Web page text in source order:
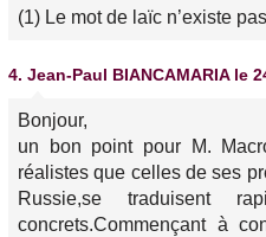
(1) Le mot de laïc n’existe
4. Jean-Paul BIANCAMARIA le
Bonjour,
un bon point pour M.
réalistes que celles de ses
Russie,se traduisent
concrets.Commençant à